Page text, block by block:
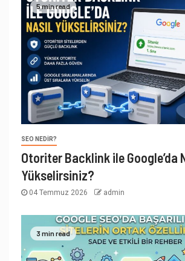
5 min read
SEO NEDIR?
Otoriter Backlink ile Google’da
Yükselirsiniz?
04 Temmuz 2026 admin
3 min read